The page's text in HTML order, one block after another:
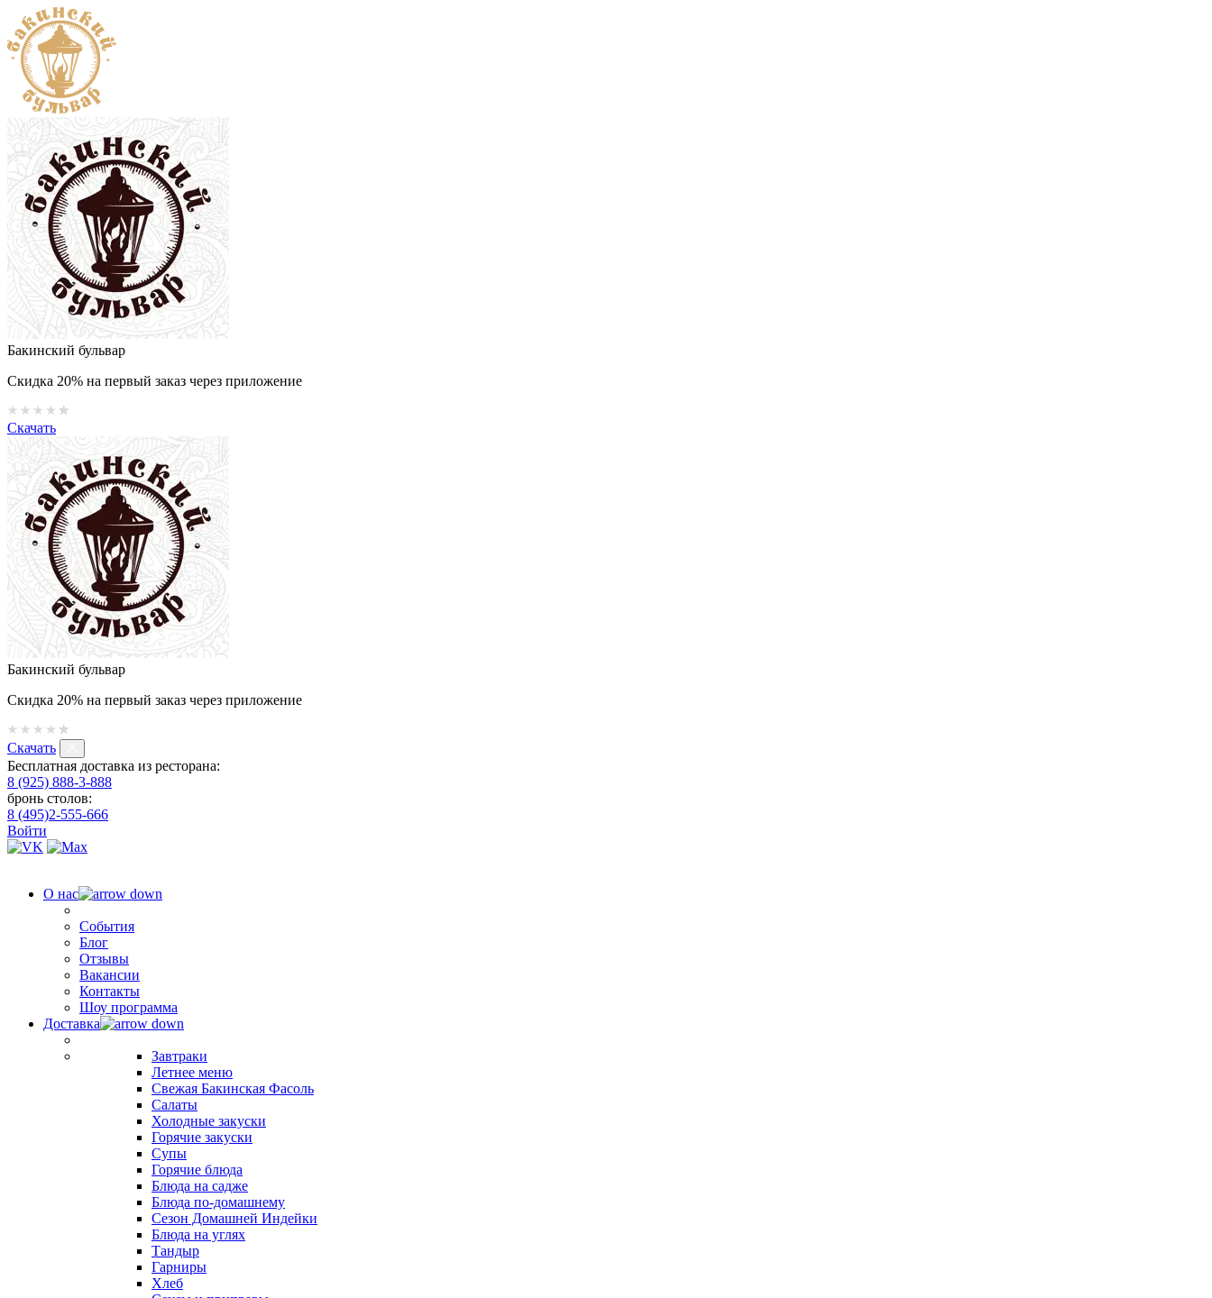
Бакинский бульвар
Скидка 20% на первый заказ через приложение
Скачать
Бакинский бульвар
Скидка 20% на первый заказ через приложение
Скачать
Бесплатная доставка из ресторана:
8 (925) 888-3-888
бронь столов:
8 (495)2-555-666
Войти
О нас
События
Блог
Отзывы
Вакансии
Контакты
Шоу программа
Доставка
Завтраки
Летнее меню
Свежая Бакинская Фасоль
Салаты
Холодные закуски
Горячие закуски
Супы
Горячие блюда
Блюда на садже
Блюда по-домашнему
Сезон Домашней Индейки
Блюда на углях
Тандыр
Гарниры
Хлеб